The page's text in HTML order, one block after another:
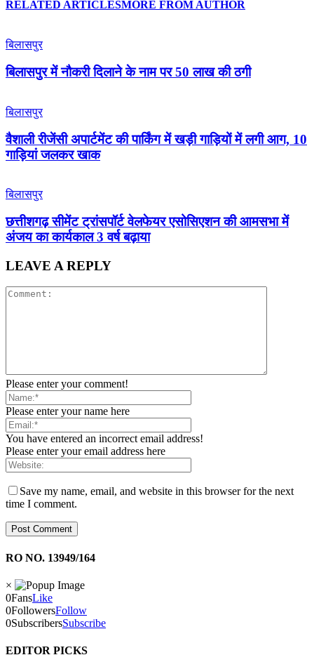
RELATED ARTICLESMORE FROM AUTHOR
बिलासपुर
बिलासपुर में नौकरी दिलाने के नाम पर 50 लाख की ठगी
बिलासपुर
वैशाली रीजेंसी अपार्टमेंट की पार्किंग में खड़ी गाड़ियों में लगी आग, 10
गाड़ियां जलकर खाक
बिलासपुर
छत्तीशगढ़ सीमेंट ट्रांसपॉर्ट वेलफेयर एसोसिएशन की आमसभा में
अंजय का कार्यकाल 3 वर्ष बढ़ाया
LEAVE A REPLY
Please enter your comment!
Please enter your name here
You have entered an incorrect email address!
Please enter your email address here
Save my name, email, and website in this browser for the next
time I comment.
RO NO. 13949/164
×
0FansLike
0FollowersFollow
0SubscribersSubscribe
EDITOR PICKS